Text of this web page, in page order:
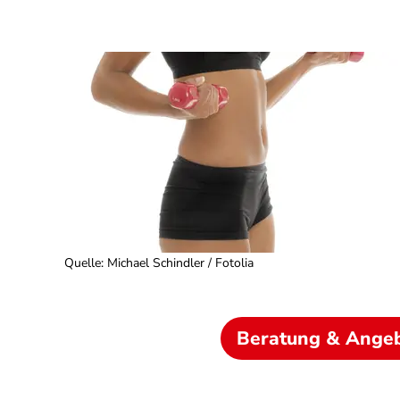
Quelle: Michael Schindler / Fotolia
Beratung &